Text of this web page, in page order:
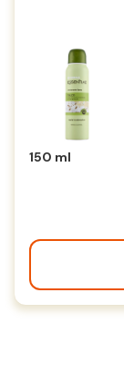
150 ml